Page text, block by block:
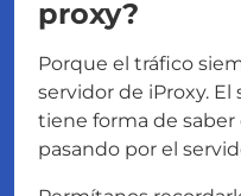
proxy?
Porque el tráfico
servidor de iProxy.
tiene forma de saber
pasando por el